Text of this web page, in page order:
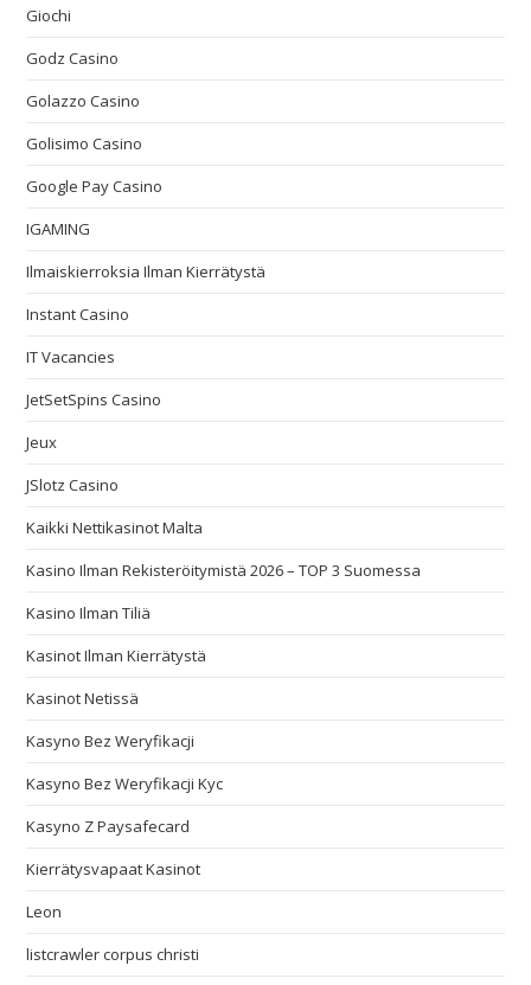
Giochi
Godz Casino
Golazzo Casino
Golisimo Casino
Google Pay Casino
IGAMING
Ilmaiskierroksia Ilman Kierrätystä
Instant Casino
IT Vacancies
JetSetSpins Casino
Jeux
JSlotz Casino
Kaikki Nettikasinot Malta
Kasino Ilman Rekisteröitymistä 2026 – TOP 3 Suomessa
Kasino Ilman Tiliä
Kasinot Ilman Kierrätystä
Kasinot Netissä
Kasyno Bez Weryfikacji
Kasyno Bez Weryfikacji Kyc
Kasyno Z Paysafecard
Kierrätysvapaat Kasinot
Leon
listcrawler corpus christi